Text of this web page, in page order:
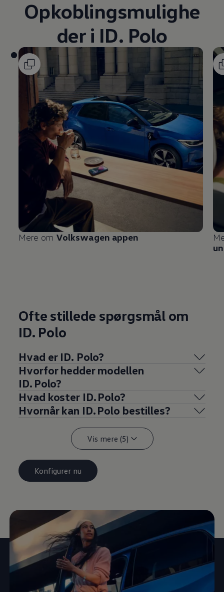
Opkoblingsmulighe
der i ID. Polo
Mere om Volkswagen appen
Ofte stillede spørgsmål om
ID. Polo
Hvad er ID. Polo?
Hvorfor hedder modellen
ID. Polo?
Hvad koster ID. Polo?
Hvornår kan ID. Polo bestilles?
Vis mere (5)
Konfigurer nu